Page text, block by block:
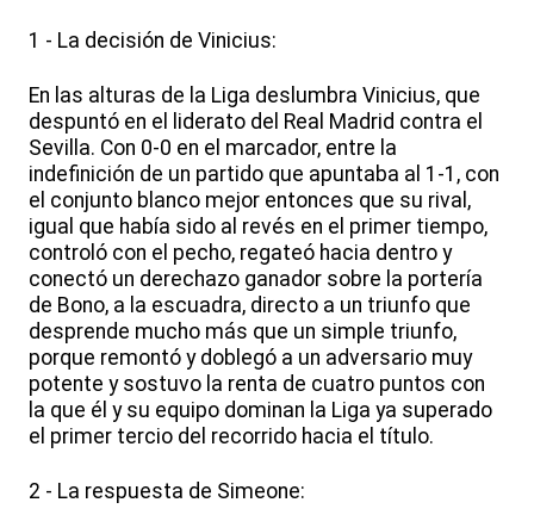
1 - La decisión de Vinicius:
En las alturas de la Liga deslumbra Vinicius, que
despuntó en el liderato del Real Madrid contra el
Sevilla. Con 0-0 en el marcador, entre la
indefinición de un partido que apuntaba al 1-1, con
el conjunto blanco mejor entonces que su rival,
igual que había sido al revés en el primer tiempo,
controló con el pecho, regateó hacia dentro y
conectó un derechazo ganador sobre la portería
de Bono, a la escuadra, directo a un triunfo que
desprende mucho más que un simple triunfo,
porque remontó y doblegó a un adversario muy
potente y sostuvo la renta de cuatro puntos con
la que él y su equipo dominan la Liga ya superado
el primer tercio del recorrido hacia el título.
2 - La respuesta de Simeone: